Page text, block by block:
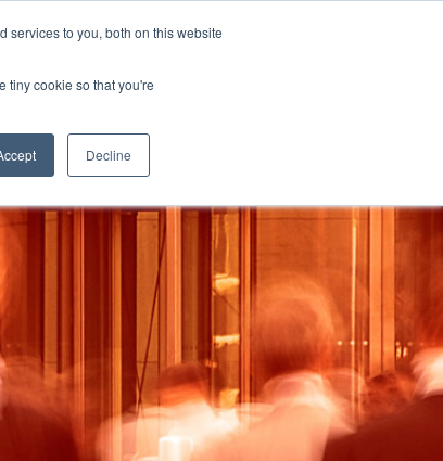
services to you, both on this website
tiny cookie so that you're
Decline
BLOGUE